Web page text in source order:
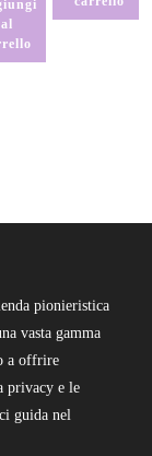
al
pionieristica
vasta gamma
a offrire
privacy e le
guida nel